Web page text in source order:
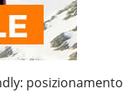
posizionamento